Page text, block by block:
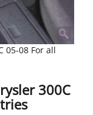
05-08 For all
300C